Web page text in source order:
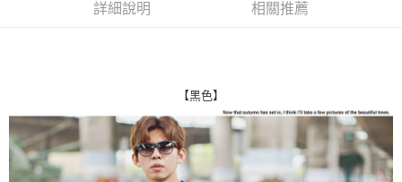
AFTEE先享後付是「在收到商品之後才付款」的支付方式。 讓您購物簡單
１．於結帳方式選擇「AFTEE先享後付」後，將跳轉至「AFTEE先享後付」
結帳頁面，進行簡訊認證並確認金額後，即可完成結帳。
２．訂單成立數日內，您將收到繳費通知簡訊。
３．收到繳費通知簡訊後14天內，點擊此簡訊中的連結，可透過四大超商／
先付款後全家取貨
每筆NT$80，滿NT$1,800(含以上)免運費
詳細說明 相關推薦
【黑色】